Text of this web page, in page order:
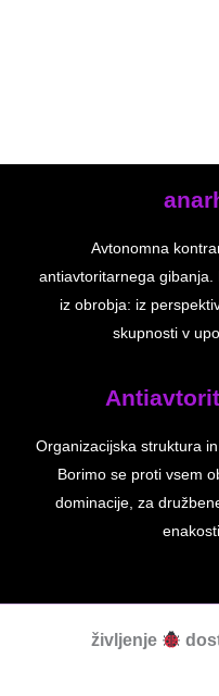
Avtonomna
antiavtoritarnega
iz obrobja: iz
skupnosti v
Organizacijska struktura
Borimo se proti vsem
dominacije, za
življenje